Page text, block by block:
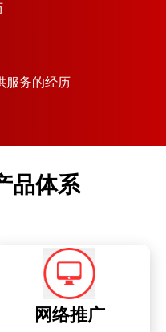
服务的经历
品体系
网络推广